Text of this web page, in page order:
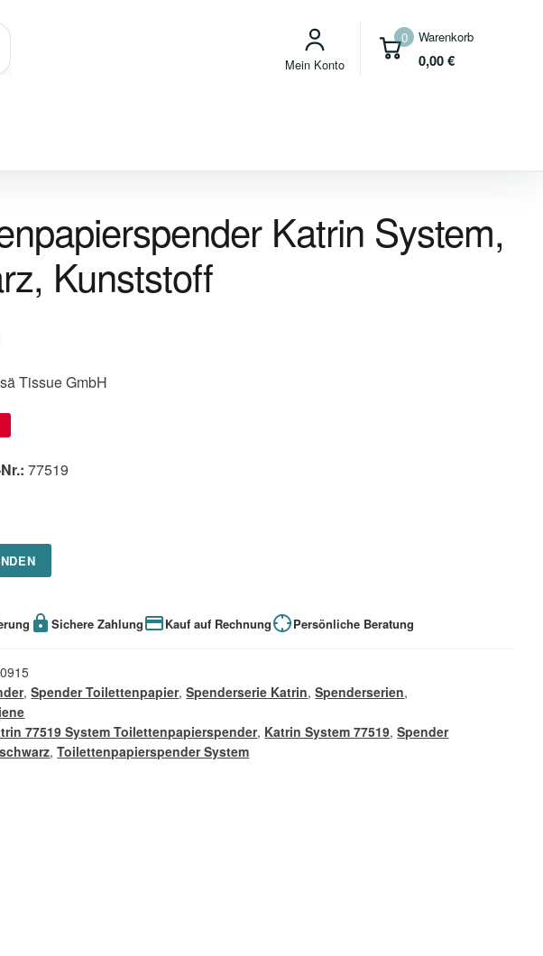
0 Warenkorb
0,00€
Mein Konto
Katrin System,
Kunststoff
Tissue GmbH
77519
Sichere Zahlung Kauf auf Rechnung Persönliche Beratung
,Spender Toilettenpapier,Spenderserie Katrin,Spenderserien,
77519 System Toilettenpapierspender, Katrin System 77519,Spender
,Toilettenpapierspender System